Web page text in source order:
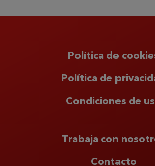
Política de
Política de
Condiciones de
Trabaja con
Contacto